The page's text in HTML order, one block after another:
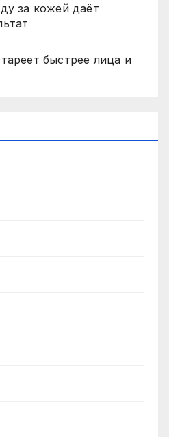
за кожей даёт
быстрее лица и